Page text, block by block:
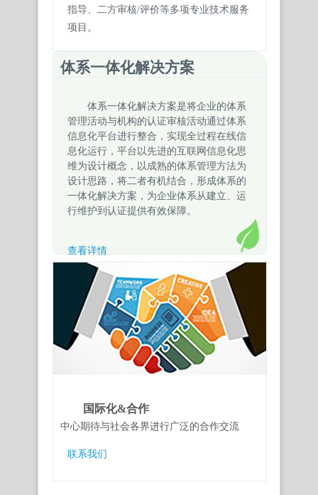
指导、二方审核/评价等多项专业技术服务
项目。
体系一体化解决方案
体系一体化解决方案是将企业的体系
管理活动与机构的认证审核活动通过体系
信息化平台进行整合，实现全过程在线信
息化运行，平台以先进的互联网信息化思
维为设计概念，以成熟的体系管理方法为
设计思路，将二者有机结合，形成体系的
一体化解决方案，为企业体系从建立、运
行维护到认证提供有效保障。
查看详情
国际化&合作
中心期待与社会各界进行广泛的合作交流
联系我们